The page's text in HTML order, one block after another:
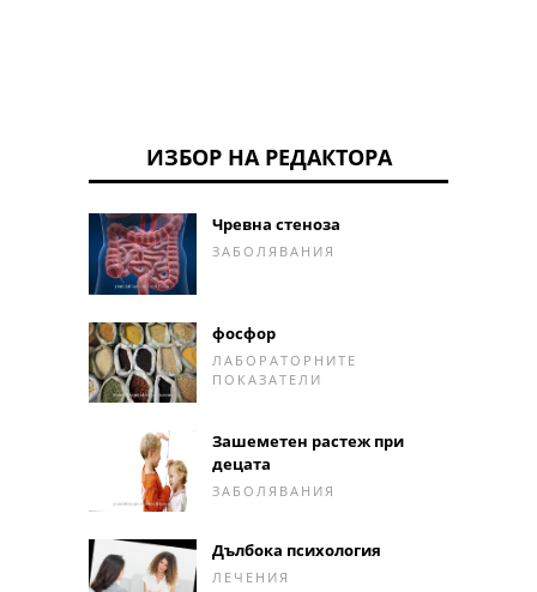
ИЗБОР НА РЕДАКТОРА
Чревна стеноза
ЗАБОЛЯВАНИЯ
фосфор
ЛАБОРАТОРНИТЕ
ПОКАЗАТЕЛИ
Зашеметен растеж при
децата
ЗАБОЛЯВАНИЯ
Дълбока психология
ЛЕЧЕНИЯ